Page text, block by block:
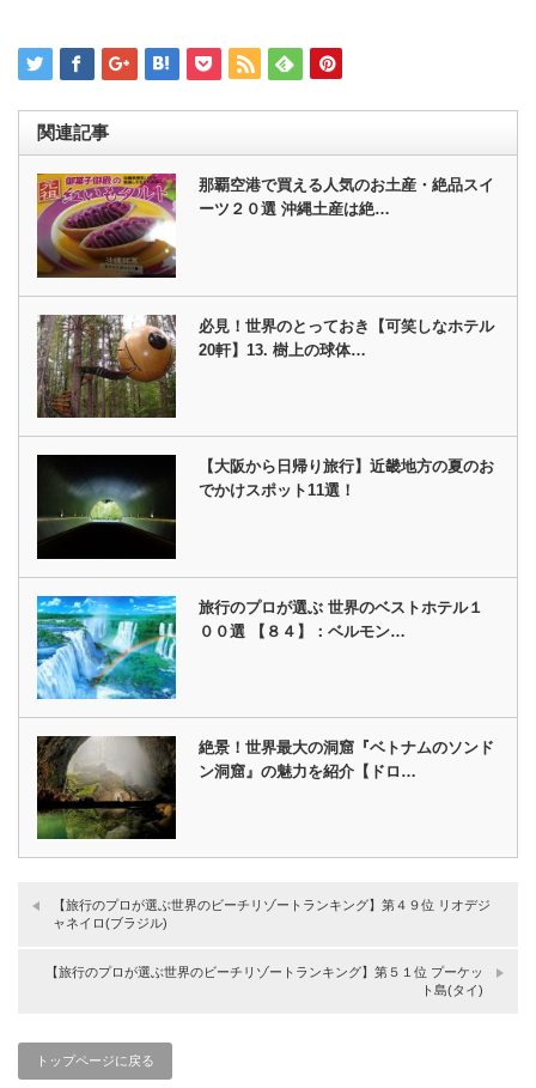
関連記事
那覇空港で買える人気のお土産・絶品スイ
ーツ２０選 沖縄土産は絶…
必見！世界のとっておき【可笑しなホテル
20軒】13. 樹上の球体…
【大阪から日帰り旅行】近畿地方の夏のお
でかけスポット11選！
旅行のプロが選ぶ 世界のベストホテル１
００選 【８４】：ベルモン…
絶景！世界最大の洞窟『ベトナムのソンド
ン洞窟』の魅力を紹介【ドロ…
【旅行のプロが選ぶ世界のビーチリゾートランキング】第４９位 リオデジ
ャネイロ(ブラジル)
【旅行のプロが選ぶ世界のビーチリゾートランキング】第５１位 プーケッ
ト島(タイ)
トップページに戻る